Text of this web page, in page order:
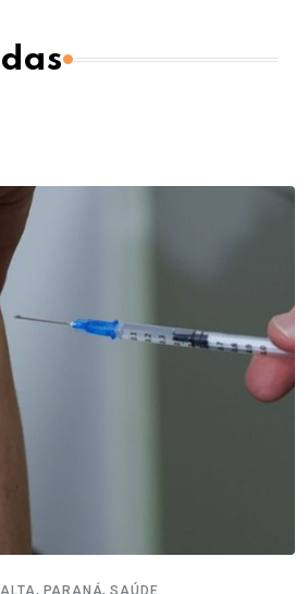
, PARANÁ,SAÚDE